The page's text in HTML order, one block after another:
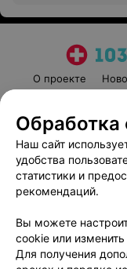
О проекте
Обработка
Наш сайт
удобства
статистики и
рекомендаций.
Вы можете
cookie или
Для получения